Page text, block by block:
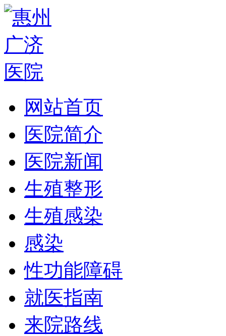
网站首页
医院简介
医院新闻
生殖整形
生殖感染
感染
性功能障碍
就医指南
来院路线